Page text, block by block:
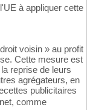
à appliquer cette
voisin » au profit
Cette mesure est
reprise de leurs
agrégateurs, en
publicitaires
comme